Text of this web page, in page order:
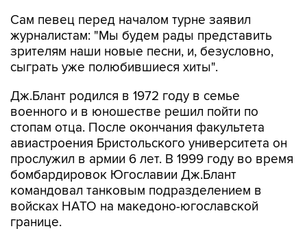
Сам певец перед началом турне заявил
журналистам: "Мы будем рады представить
зрителям наши новые песни, и, безусловно,
сыграть уже полюбившиеся хиты".
Дж.Блант родился в 1972 году в семье
военного и в юношестве решил пойти по
стопам отца. После окончания факультета
авиастроения Бристольского университета он
прослужил в армии 6 лет. В 1999 году во время
бомбардировок Югославии Дж.Блант
командовал танковым подразделением в
войсках НАТО на македоно-югославской
границе.